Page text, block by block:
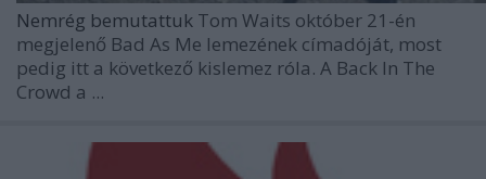
Nemrég bemutattuk Tom Waits október 21-én
megjelenő Bad As Me lemezének címadóját, most
pedig itt a következő kislemez róla. A Back In The
Crowd a ...